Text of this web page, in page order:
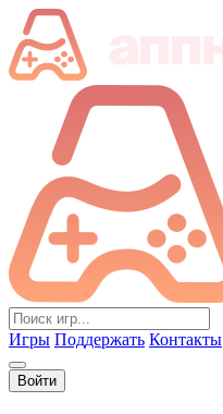
Игры Поддержать Контакты
Войти